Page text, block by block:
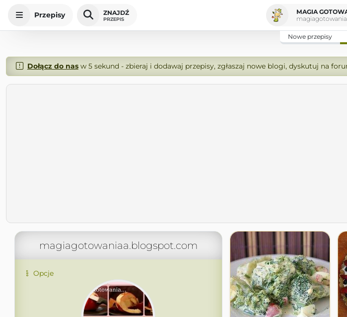
Przepisy ZNAJDŹ
PRZEPIS
MAGIA
Nowe przepisy
Dołącz do nasw 5 sekund - zbieraj i dodawaj przepisy, zgłaszaj nowe blogi, dyskutuj na
magiagotowaniaa.blogspot.com
Opcje